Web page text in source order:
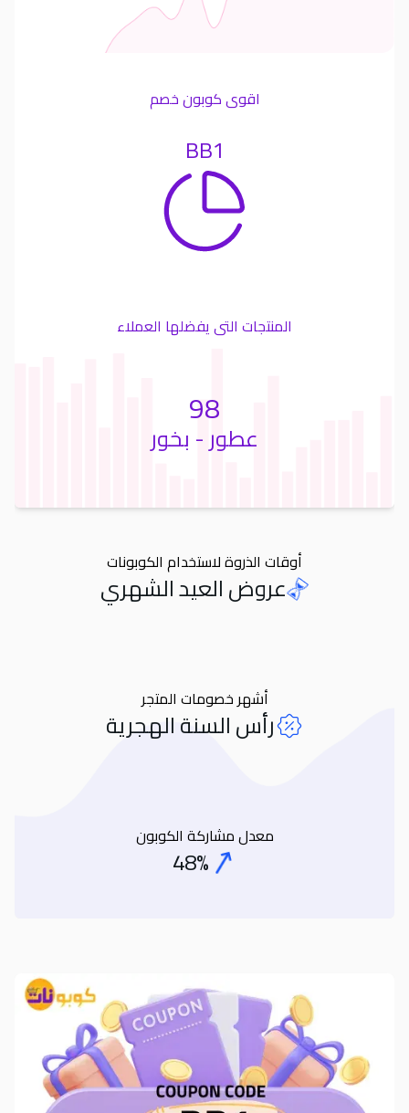
اقوى كوبون خصم
BB1
المنتجات التى يفضلها العملاء
98
عطور - بخور
أوقات الذروة لاستخدام الكوبونات
Orders
عروض العيد الشهري
أشهر خصومات المتجر
رأس السنة الهجرية
معدل مشاركة الكوبون
Coupon Share Rate
48%